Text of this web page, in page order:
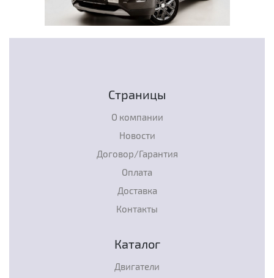
Страницы
О компании
Новости
Договор/Гарантия
Оплата
Доставка
Контакты
Каталог
Двигатели